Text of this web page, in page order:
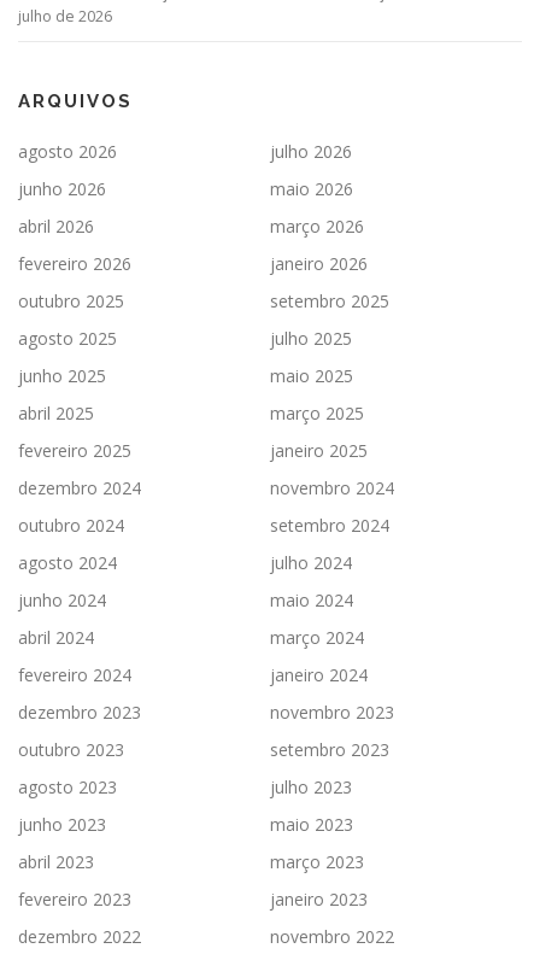
julho de 2026
ARQUIVOS
agosto 2026
julho 2026
junho 2026
maio 2026
abril 2026
março 2026
fevereiro 2026
janeiro 2026
outubro 2025
setembro 2025
agosto 2025
julho 2025
junho 2025
maio 2025
abril 2025
março 2025
fevereiro 2025
janeiro 2025
dezembro 2024
novembro 2024
outubro 2024
setembro 2024
agosto 2024
julho 2024
junho 2024
maio 2024
abril 2024
março 2024
fevereiro 2024
janeiro 2024
dezembro 2023
novembro 2023
outubro 2023
setembro 2023
agosto 2023
julho 2023
junho 2023
maio 2023
abril 2023
março 2023
fevereiro 2023
janeiro 2023
dezembro 2022
novembro 2022